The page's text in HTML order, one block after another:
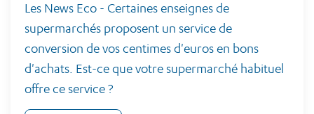
Les News Eco - Certaines enseignes de
supermarchés proposent un service de
conversion de vos centimes d'euros en bons
d'achats. Est-ce que votre supermarché habituel
offre ce service ?